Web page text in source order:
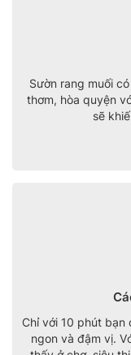
Sườn rang muối
thơm, hòa quyện
sẽ
Chỉ với 10 phút bạn
ngon và đậm vị.